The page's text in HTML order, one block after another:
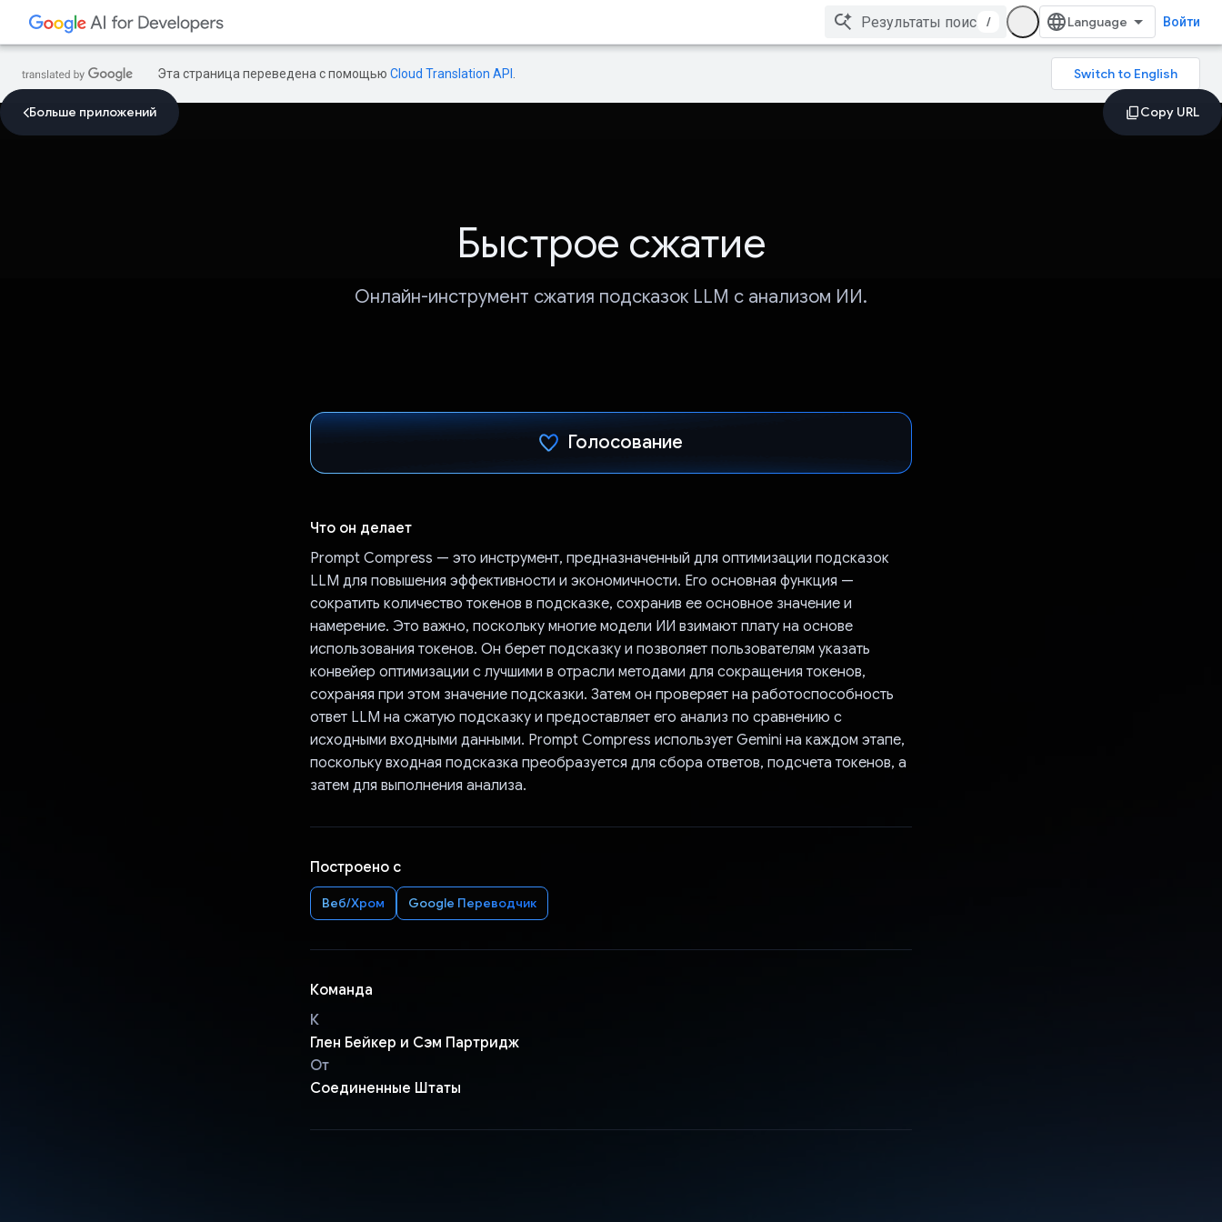
/ Войти
Эта страница переведена с помощью Cloud Translation API
Больше приложений
Быстрое сжатие
Онлайн-инструмент сжатия подсказок LLM с анализом ИИ.
Голосование
Что он делает
Prompt Compress — это инструмент, предназначенный для оптимизации подсказок
LLM для повышения эффективности и экономичности. Его основная функция —
сократить количество токенов в подсказке, сохранив ее основное значение и
намерение. Это важно, поскольку многие модели ИИ взимают плату на основе
использования токенов. Он берет подсказку и позволяет пользователям указать
конвейер оптимизации с лучшими в отрасли методами для сокращения токенов,
сохраняя при этом значение подсказки. Затем он проверяет на работоспособность
ответ LLM на сжатую подсказку и предоставляет его анализ по сравнению с
исходными входными данными. Prompt Compress использует Gemini на каждом этапе,
поскольку входная подсказка преобразуется для сбора ответов, подсчета токенов, а
затем для выполнения анализа.
Построено с
Веб/Хром Google Переводчик
Команда
К
Глен Бейкер и Сэм Партридж
От
Соединенные Штаты